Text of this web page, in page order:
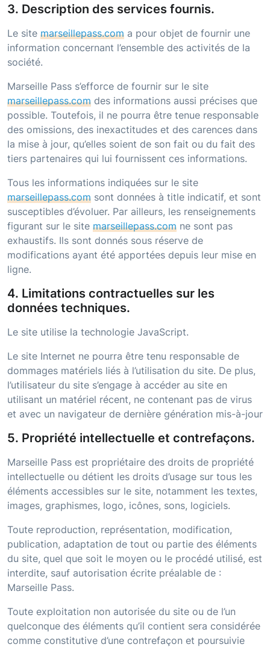
3. Description des services fournis.
Le site marseillepass.com a pour objet de fournir une
information concernant l’ensemble des activités de la
société.
Marseille Pass s’efforce de fournir sur le site
marseillepass.com des informations aussi précises que
possible. Toutefois, il ne pourra être tenue responsable
des omissions, des inexactitudes et des carences dans
la mise à jour, qu’elles soient de son fait ou du fait des
tiers partenaires qui lui fournissent ces informations.
Tous les informations indiquées sur le site
marseillepass.com sont données à title indicatif, et sont
susceptibles d’évoluer. Par ailleurs, les renseignements
figurant sur le site marseillepass.com ne sont pas
exhaustifs. Ils sont donnés sous réserve de
modifications ayant été apportées depuis leur mise en
ligne.
4. Limitations contractuelles sur les
données techniques.
Le site utilise la technologie JavaScript.
Le site Internet ne pourra être tenu responsable de
dommages matériels liés à l’utilisation du site. De plus,
l’utilisateur du site s’engage à accéder au site en
utilisant un matériel récent, ne contenant pas de virus
et avec un navigateur de dernière génération mis-à-jour
5. Propriété intellectuelle et contrefaçons.
Marseille Pass est propriétaire des droits de propriété
intellectuelle ou détient les droits d’usage sur tous les
éléments accessibles sur le site, notamment les textes,
images, graphismes, logo, icônes, sons, logiciels.
Toute reproduction, représentation, modification,
publication, adaptation de tout ou partie des éléments
du site, quel que soit le moyen ou le procédé utilisé, est
interdite, sauf autorisation écrite préalable de :
Marseille Pass.
Toute exploitation non autorisée du site ou de l’un
quelconque des éléments qu’il contient sera considérée
comme constitutive d’une contrefaçon et poursuivie